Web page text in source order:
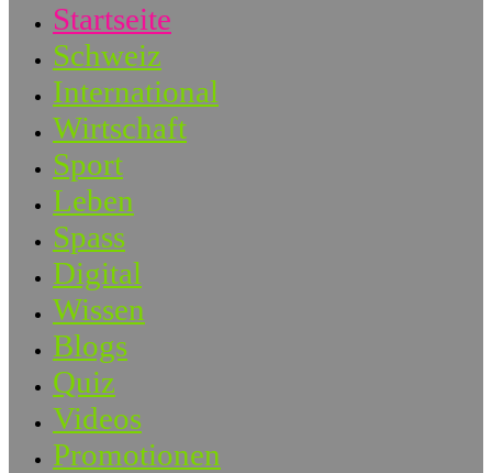
Startseite
Schweiz
International
Wirtschaft
Sport
Leben
Spass
Digital
Wissen
Blogs
Quiz
Videos
Promotionen